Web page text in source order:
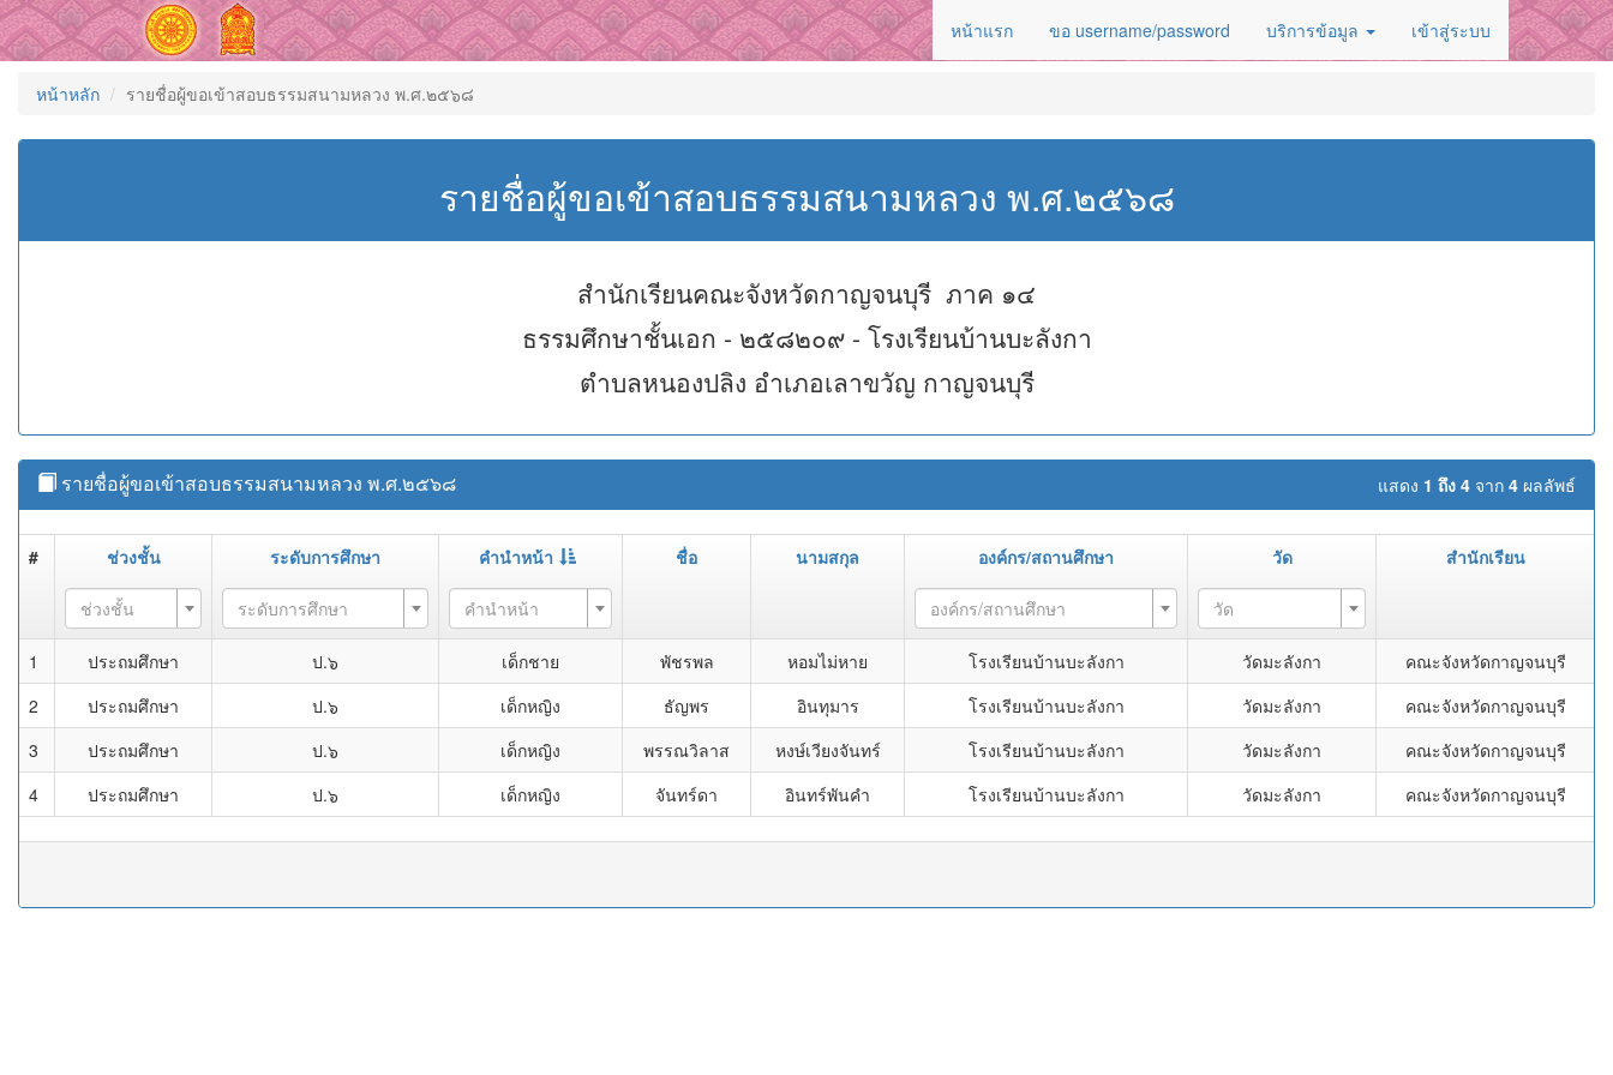
หน้าแรก ขอ username/password บริการข้อมูล เข้าสู่ระบบ
หน้าหลัก รายชื่อผู้ขอเข้าสอบธรรมสนามหลวง พ.ศ.๒๕๖๘
รายชื่อผู้ขอเข้าสอบธรรมสนามหลวง พ.ศ.๒๕๖๘
สำนักเรียนคณะจังหวัดกาญจนบุรี ภาค ๑๔
ธรรมศึกษาชั้นเอก - ๒๕๘๒๐๙ - โรงเรียนบ้านบะลังกา
ตำบลหนองปลิง อำเภอเลาขวัญ กาญจนบุรี
แสดง 1 ถึง 4 จาก 4 ผลลัพธ์
รายชื่อผู้ขอเข้าสอบธรรมสนามหลวง พ.ศ.๒๕๖๘
# ช่วงชั้น ระดับการศึกษา คำนำหน้า ชื่อ นามสกุล องค์กร/สถานศึกษา วัด สำนักเรียน
ช่วงชั้น ระดับการศึกษา คำนำหน้า องค์กร/สถานศึกษา วัด
1 ประถมศึกษา ป.๖ เด็กชาย พัชรพล หอมไม่หาย โรงเรียนบ้านบะลังกา วัดมะลังกา
คณะจังหวัดกาญจนบุรี
2
ประถมศึกษา ป.๖ เด็กหญิง ธัญพร อินทุมาร โรงเรียนบ้านบะลังกา วัดมะลังกา
คณะจังหวัดกาญจนบุรี
3
ประถมศึกษา ป.๖ เด็กหญิง พรรณวิลาส หงษ์เวียงจันทร์ โรงเรียนบ้านบะลังกา วัดมะลังกา
คณะจังหวัดกาญจนบุรี
4
ประถมศึกษา ป.๖ เด็กหญิง จันทร์ดา อินทร์พันคำ โรงเรียนบ้านบะลังกา วัดมะลังกา คณะจังหวัดกาญจนบุรี